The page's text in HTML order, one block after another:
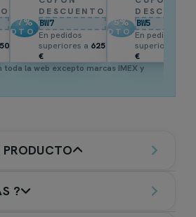
7%
DTO.
DESCUENTO
BW7
En pedidos
superiores a 625
€
5%
DTO.
BW5
En pedidos
superiores a
€
toda la web excepto marcas IMEX y
PRODUCTO
?